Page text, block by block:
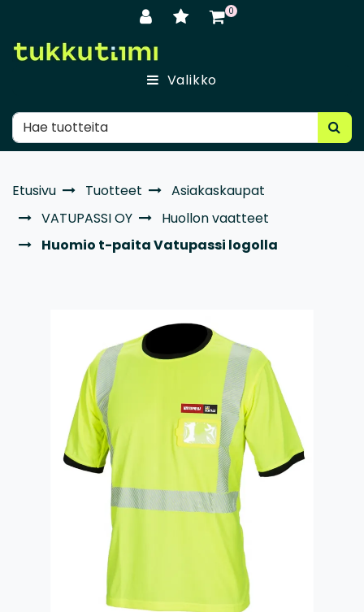
0
Valikko
Etusivu Tuotteet
Asiakaskaupat
VATUPASSI OY
Huollon vaatteet
Huomio t-paita Vatupassi logolla